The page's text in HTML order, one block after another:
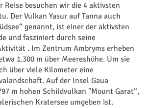
besuchen wir die 4 aktivsten
Der Vulkan Yasur auf Tanna auch
genannt, ist einer der aktivsten
und fasziniert durch seine
. Im Zentrum Ambryms erheben
1.300 m über Meereshöhe. Um sie
über viele Kilometer eine
Auf der Insel Gaua
m hohen Schildvulkan "Mount Garat“,
Kratersee umgeben ist.